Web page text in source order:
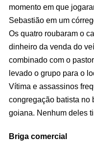
momento em que
Sebastião em um
Os quatro roubaram o
dinheiro da venda do
combinado com o
levado o grupo para o
Vítima e assassinos
congregação batista no
goiana. Nenhum deles
Briga comercial